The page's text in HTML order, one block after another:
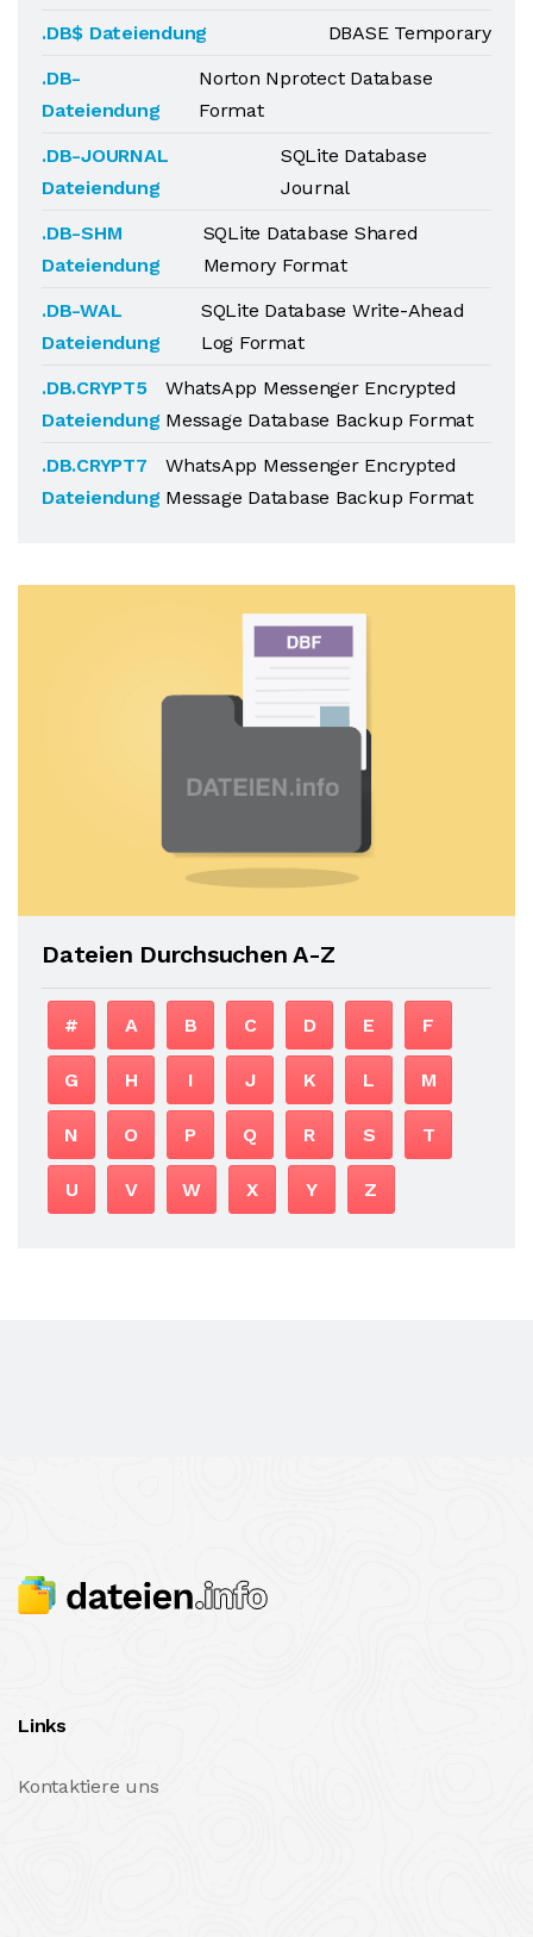
.DB$ Dateiendung
DBASE Temporary
.DB-
Dateiendung
Norton Nprotect Database
Format
.DB-JOURNAL
Dateiendung
SQLite Database
Journal
.DB-SHM
Dateiendung
SQLite Database Shared
Memory Format
.DB-WAL
Dateiendung
SQLite Database Write-Ahead
Log Format
.DB.CRYPT5
Dateiendung
WhatsApp Messenger Encrypted
Message Database Backup Format
.DB.CRYPT7
Dateiendung
WhatsApp Messenger Encrypted
Message Database Backup Format
Dateien Durchsuchen A-Z
# A B C D E F
G H I J K L M
N O P Q R S T
U V W X Y Z
Links
Kontaktiere uns